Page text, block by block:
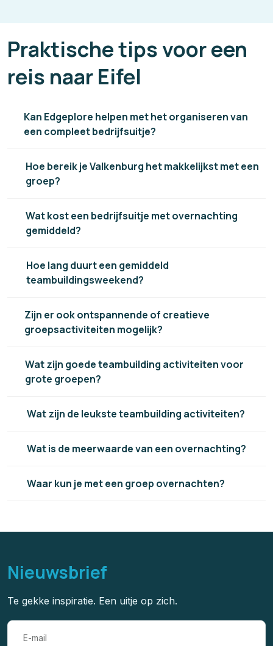
Praktische tips voor een
reis naar Eifel
Kan Edgeplore helpen met het organiseren van
een compleet bedrijfsuitje?
Hoe bereik je Valkenburg het makkelijkst met een
groep?
Wat kost een bedrijfsuitje met overnachting
gemiddeld?
Hoe lang duurt een gemiddeld
teambuildingsweekend?
Zijn er ook ontspannende of creatieve
groepsactiviteiten mogelijk?
Wat zijn goede teambuilding activiteiten voor
grote groepen?
Wat zijn de leukste teambuilding activiteiten?
Wat is de meerwaarde van een overnachting?
Waar kun je met een groep overnachten?
Nieuwsbrief
Te gekke inspiratie. Een uitje op zich.